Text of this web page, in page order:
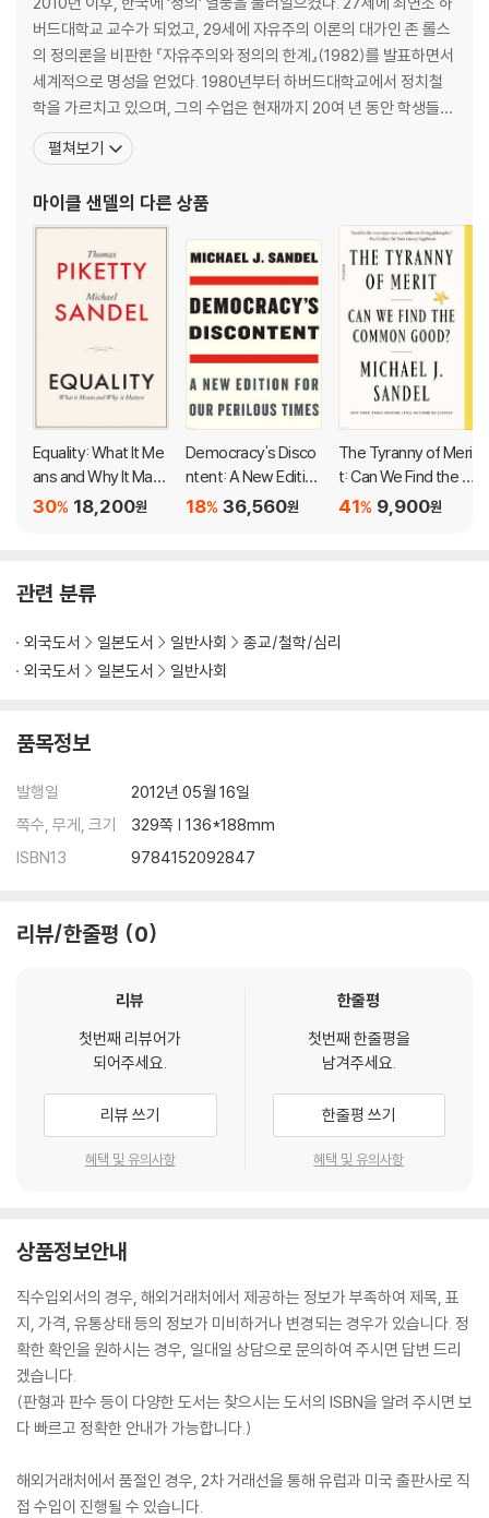
버드대학교 교수가 되었고, 29세에 자유주의 이론의 대가인 존 롤스
의 정의론을 비판한 『자유주의와 정의의 한계』(1982)를 발표하면서
세계적으로 명성을 얻었다. 1980년부터 하버드대학교에서 정치철
학을 가르치고 있으며, 그의 수업은 현재까지 20여 년 동안 학생들
사이에서 최고의 명강의로 손꼽힌다. 존 롤스 이후 정의 분야의 세계
적 학자로 인정받는 그는 명실공히 이 시대의 최고 석학이자 철학계
것들』 『정치와 도덕을 말하다』 『완벽에 대한
펼쳐보기
마이클 샌델의 다른 상품
Equality: What It Me
ans and Why It Matt
ers
18,200원
30%
Democracy's Disco
ntent: A New Edition
for Our Perilous Tim
36,560원
18%
The Tyranny of Meri
t: Can We Find the C
ommon Good?
9,900원
41%
관련 분류
외국도서 일본도서 일반사회
종교/철학/심리
외국도서
일본도서 일반사회
품목정보
발행일
2012년 05월 16일
쪽수, 무게, 크기
329쪽 | 136*188mm
ISBN13
9784152092847
리뷰/한줄평 0
리뷰
첫번째 리뷰어가
되어주세요.
리뷰 쓰기
혜택 및 유의사항
한줄평
첫번째 한줄평을
남겨주세요.
한줄평 쓰기
혜택 및 유의사항
상품정보안내
직수입외서의 경우, 해외거래처에서 제공하는 정보가 부족하여 제목, 표
지, 가격, 유통상태 등의 정보가 미비하거나 변경되는 경우가 있습니다. 정
확한 확인을 원하시는 경우, 일대일 상담으로 문의하여 주시면 답변 드리
겠습니다.
(판형과 판수 등이 다양한 도서는 찾으시는 도서의 ISBN을 알려 주시면 보
다 빠르고 정확한 안내가 가능합니다.)
해외거래처에서 품절인 경우, 2차 거래선을 통해 유럽과 미국 출판사로 직
접 수입이 진행될 수 있습니다.